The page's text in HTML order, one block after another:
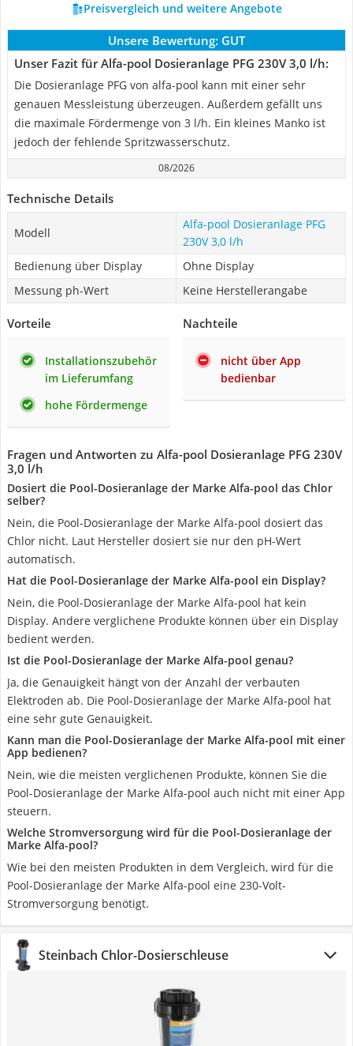
Preisvergleich und weitere Angebote
Unsere Bewertung: GUT
Unser Fazit für Alfa-pool Dosieranlage PFG 230V 3,0 l/h:
Die Dosieranlage PFG von alfa-pool kann mit einer sehr
genauen Messleistung überzeugen. Außerdem gefällt uns
die maximale Fördermenge von 3 l/h. Ein kleines Manko ist
jedoch der fehlende Spritzwasserschutz.
08/2026
Technische Details
Modell
Alfa-pool Dosieranlage PFG
230V 3,0 l/h
Bedienung über Display
Ohne Display
Messung ph-Wert
Keine Herstellerangabe
Vorteile
Installationszubehör
im Lieferumfang
hohe Fördermenge
Nachteile
nicht über App
bedienbar
Fragen und Antworten zu Alfa-pool Dosieranlage PFG 230V
3,0 l/h
Dosiert die Pool-Dosieranlage der Marke Alfa-pool das Chlor
selber?
Nein, die Pool-Dosieranlage der Marke Alfa-pool dosiert das
Chlor nicht. Laut Hersteller dosiert sie nur den pH-Wert
automatisch.
Hat die Pool-Dosieranlage der Marke Alfa-pool ein Display?
Nein, die Pool-Dosieranlage der Marke Alfa-pool hat kein
Display. Andere verglichene Produkte können über ein Display
bedient werden.
Ist die Pool-Dosieranlage der Marke Alfa-pool genau?
Ja, die Genauigkeit hängt von der Anzahl der verbauten
Elektroden ab. Die Pool-Dosieranlage der Marke Alfa-pool hat
eine sehr gute Genauigkeit.
Kann man die Pool-Dosieranlage der Marke Alfa-pool mit einer
App bedienen?
Nein, wie die meisten verglichenen Produkte, können Sie die
Pool-Dosieranlage der Marke Alfa-pool auch nicht mit einer App
steuern.
Welche Stromversorgung wird für die Pool-Dosieranlage der
Marke Alfa-pool?
Wie bei den meisten Produkten in dem Vergleich, wird für die
Pool-Dosieranlage der Marke Alfa-pool eine 230-Volt-
Stromversorgung benötigt.
Steinbach Chlor-Dosierschleuse